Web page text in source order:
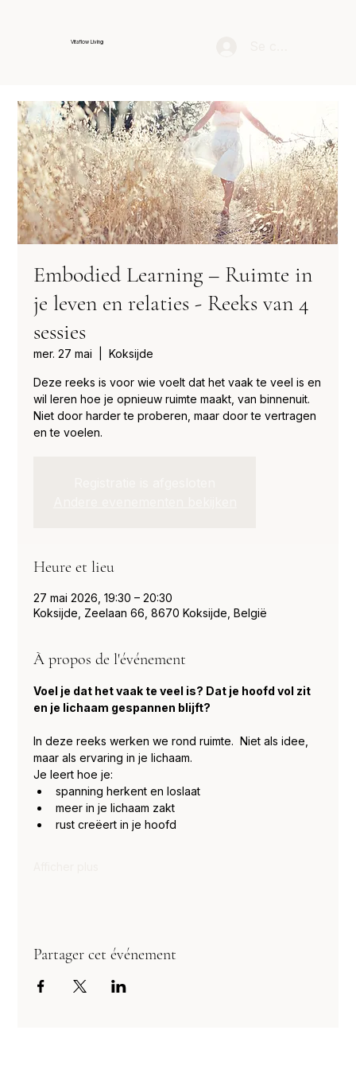
Vitaflow Living
Embodied Learning – Ruimte in
je leven en relaties - Reeks van 4
sessies
mer. 27 mai
  |
Koksijde
Deze reeks is voor wie voelt dat het vaak te veel is en
wil leren hoe je opnieuw ruimte maakt, van binnenuit.
Niet door harder te proberen, maar door te vertragen
en te voelen.
Heure et lieu
27 mai 2026, 19:30 – 20:30
Koksijde, Zeelaan 66, 8670 Koksijde, België
À propos de l'événement
Voel je dat het vaak te veel is? Dat je hoofd vol zit
en je lichaam gespannen blijft?
In deze reeks werken we rond ruimte.  Niet als idee,
maar als ervaring in je lichaam.
Je leert hoe je:
spanning herkent en loslaat
meer in je lichaam zakt
rust creëert in je hoofd
Partager cet événement